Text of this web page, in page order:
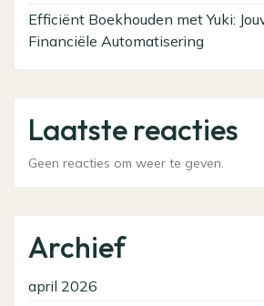
Efficiënt Boekhouden met Yuki:
Financiële Automatisering
Laatste reacties
Geen reacties om weer te geven.
Archief
april 2026